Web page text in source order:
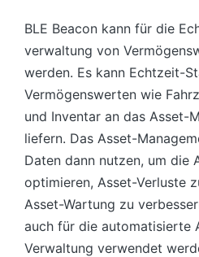
BLE Beacon kann für die
verwaltung von
werden. Es kann Echtzeit-
Vermögenswerten wie
und Inventar an das Asset-
liefern. Das Asset-
Daten dann nutzen, um die
optimieren, Asset-Verluste
Asset-Wartung zu
auch für die automatisierte
Verwaltung verwendet